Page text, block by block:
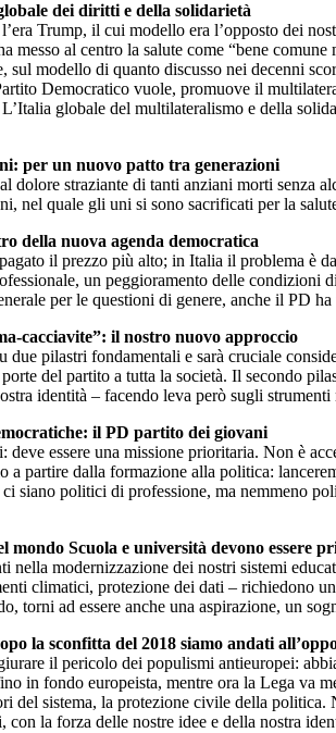
dei diritti e della solidarietà
Trump, il cui modello era l’opposto dei
messo al centro la salute come “bene
modello di quanto discusso nei decenni
Democratico vuole, promuove il
globale del multilateralismo e della
per un nuovo patto tra generazioni
dolore straziante di tanti anziani morti senza
nel quale gli uni si sono sacrificati per la
della nuova agenda democratica
il prezzo più alto; in Italia il problema è
un peggioramento delle
per le questioni di genere, anche il PD
cacciavite”: il nostro nuovo approccio
due pilastri fondamentali e sarà cruciale
del partito a tutta la società. Il secondo
identità – facendo leva però sugli
il PD partito dei giovani
deve essere una missione prioritaria. Non è
a partire dalla formazione alla politica:
siano politici di professione, ma nemmeno
mondo Scuola e università devono essere
nella modernizzazione dei nostri sistemi
climatici, protezione dei dati – richiedono
torni ad essere anche una aspirazione, un
la sconfitta del 2018 siamo andati
il pericolo dei populismi antieuropei:
in fondo europeista, mentre ora la Lega va
del sistema, la protezione civile della
la forza delle nostre idee e della nostra